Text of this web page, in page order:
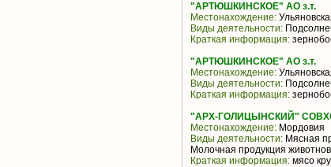
"АРТЮШКИНСКОЕ" АО з.т.
Местонахождение:
Виды деятельности:
Краткая информация:
"АРТЮШКИНСКОЕ" АО з.т.
Местонахождение:
Виды деятельности:
Краткая информация:
"АРХ-ГОЛИЦЫНСКИЙ"
Местонахождение: Мордовия
Виды деятельности: Мясная
Молочная продукция
Краткая информация: мясо